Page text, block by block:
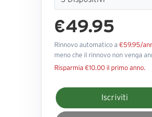
€49.95
Rinnovo automatico a €59.95/
meno che il rinnovo non venga
Risparmia €10.00 il primo anno.
Iscriviti